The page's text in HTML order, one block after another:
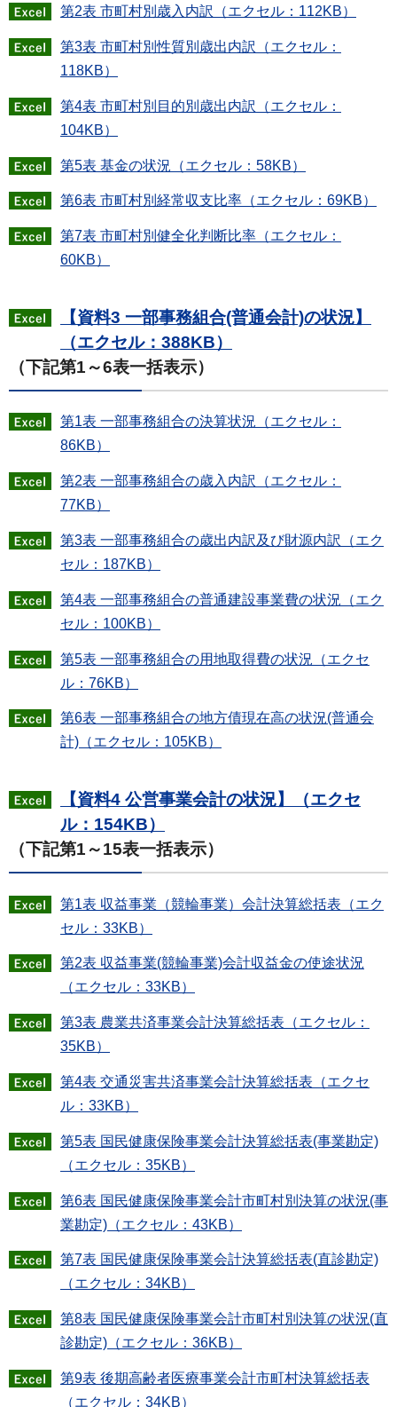
第2表 市町村別歳入内訳（エクセル：112KB）
第3表 市町村別性質別歳出内訳（エクセル：
118KB）
第4表 市町村別目的別歳出内訳（エクセル：
104KB）
第5表 基金の状況（エクセル：58KB）
第6表 市町村別経常収支比率（エクセル：69KB）
第7表 市町村別健全化判断比率（エクセル：
60KB）
【資料3 一部事務組合(普通会計)の状況】
（エクセル：388KB）
（下記第1～6表一括表示）
第1表 一部事務組合の決算状況（エクセル：
86KB）
第2表 一部事務組合の歳入内訳（エクセル：
77KB）
第3表 一部事務組合の歳出内訳及び財源内訳（エク
セル：187KB）
第4表 一部事務組合の普通建設事業費の状況（エク
セル：100KB）
第5表 一部事務組合の用地取得費の状況（エクセ
ル：76KB）
第6表 一部事務組合の地方債現在高の状況(普通会
計)（エクセル：105KB）
【資料4 公営事業会計の状況】（エクセ
ル：154KB）
（下記第1～15表一括表示）
第1表 収益事業（競輪事業）会計決算総括表（エク
セル：33KB）
第2表 収益事業(競輪事業)会計収益金の使途状況
（エクセル：33KB）
第3表 農業共済事業会計決算総括表（エクセル：
35KB）
第4表 交通災害共済事業会計決算総括表（エクセ
ル：33KB）
第5表 国民健康保険事業会計決算総括表(事業勘定)
（エクセル：35KB）
第6表 国民健康保険事業会計市町村別決算の状況(事
業勘定)（エクセル：43KB）
第7表 国民健康保険事業会計決算総括表(直診勘定)
（エクセル：34KB）
第8表 国民健康保険事業会計市町村別決算の状況(直
診勘定)（エクセル：36KB）
第9表 後期高齢者医療事業会計市町村決算総括表
（エクセル：34KB）